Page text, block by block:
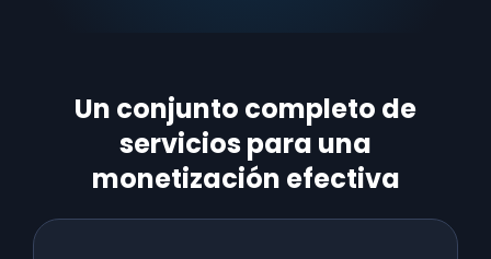
Un conjunto completo de
servicios para una
monetización efectiva